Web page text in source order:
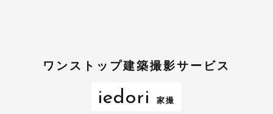
ワンストップ建築撮影サービス
iedori 家撮